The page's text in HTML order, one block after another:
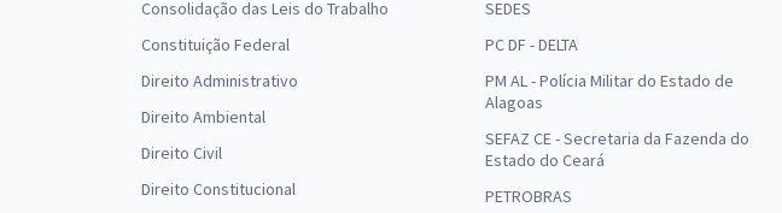
Consolidação das Leis do Trabalho
Constituição Federal
Direito Administrativo
Direito Ambiental
Direito Civil
Direito Constitucional
SEDES
PC DF - DELTA
PM AL - Polícia Militar do Estado de
Alagoas
SEFAZ CE - Secretaria da Fazenda do
Estado do Ceará
PETROBRAS